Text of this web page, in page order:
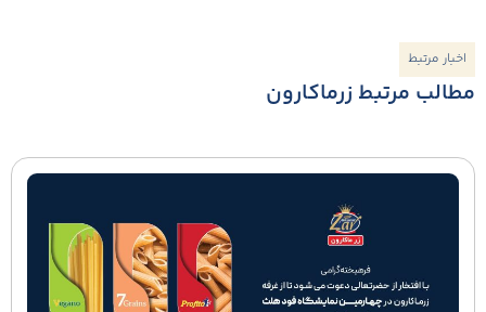
اخبار مرتبط
مطالب مرتبط زرماکارون